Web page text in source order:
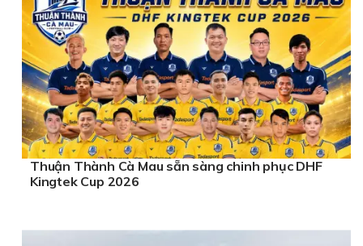
Thuận Thành Cà Mau sẵn sàng chinh phục DHF
Kingtek Cup 2026